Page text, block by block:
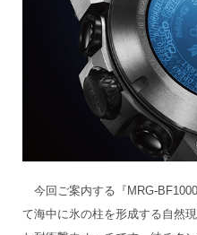
今回ご案内する『MRG-
て海中に氷の柱を形成する自然